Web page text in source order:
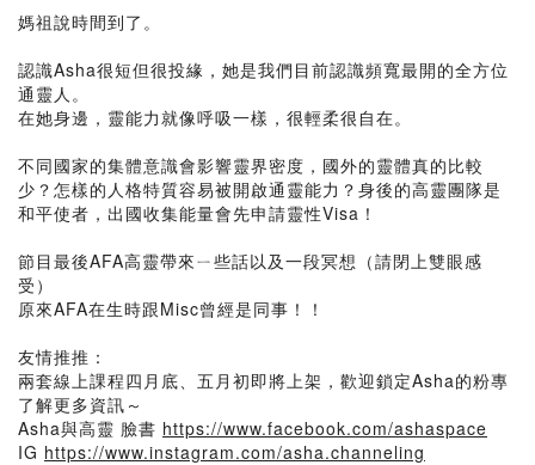
媽祖說時間到了。
認識Asha很短但很投緣，她是我們目前認識頻寬最開的全方位
通靈人。
在她身邊，靈能力就像呼吸一樣，很輕柔很自在。
不同國家的集體意識會影響靈界密度，國外的靈體真的比較
少？怎樣的人格特質容易被開啟通靈能力？身後的高靈團隊是
和平使者，出國收集能量會先申請靈性Visa！
節目最後AFA高靈帶來ㄧ些話以及一段冥想（請閉上雙眼感
受）
原來AFA在生時跟Misc曾經是同事！！
友情推推：
兩套線上課程四月底、五月初即將上架，歡迎鎖定Asha的粉專
了解更多資訊～
Asha與高靈 臉書 https://www.facebook.com/ashaspace
IG https://www.instagram.com/asha.channeling